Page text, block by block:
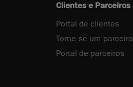
Clientes e Parceiros
Portal de clientes
Torne-se um parceiro
Portal de parceiros